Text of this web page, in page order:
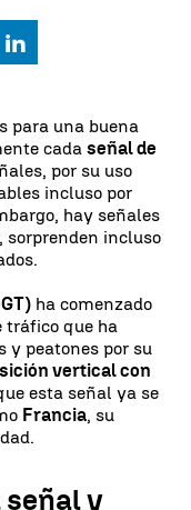
Linkedin
para una buena
cada señal de
por su uso
incluso por
hay señales
sorprenden incluso
ha comenzado
tráfico que ha
y peatones por su
vertical con
esta señal ya se
Francia, su
señal y